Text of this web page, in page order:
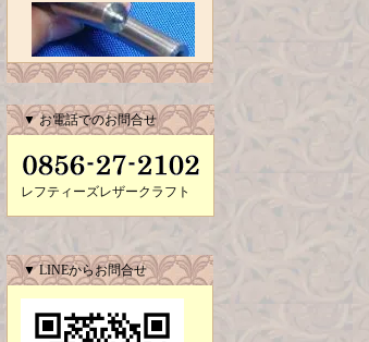
▼ お電話でのお問合せ
レフティーズレザークラフト
▼ LINEからお問合せ